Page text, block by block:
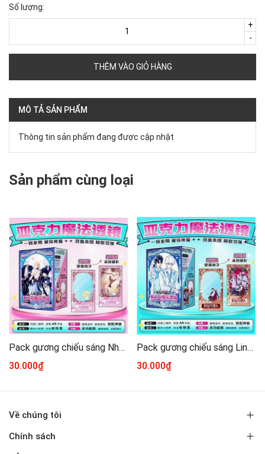
Số lượng:
-
+
THÊM VÀO GIỎ HÀNG
MÔ TẢ SẢN PHẨM
Thông tin sản phẩm đang được cập nhật
Sản phẩm cùng loại
Pack gương chiếu sáng Nhân ngư rơi xuống
30.000₫
Pack gương chiếu sáng Link click
30.000₫
Về chúng tôi
Chính sách